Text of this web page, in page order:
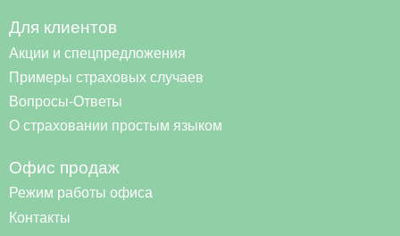
Для клиентов
Акции и спецпредложения
Примеры страховых случаев
Вопросы-Ответы
О страховании простым языком
Офис продаж
Режим работы офиса
Контакты